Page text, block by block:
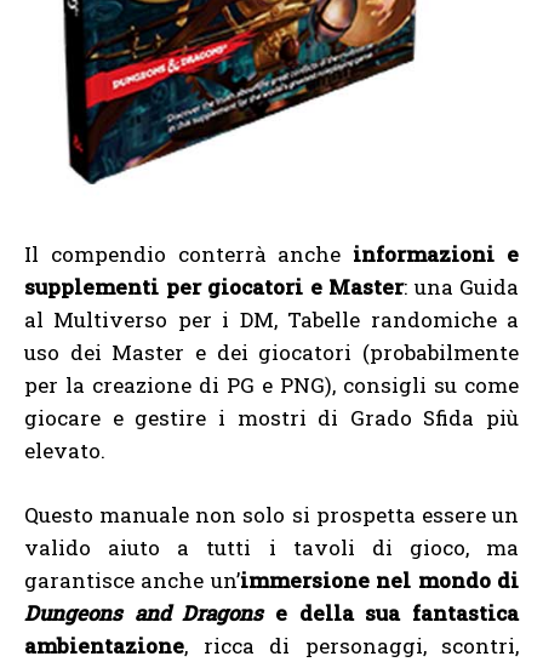
Il compendio conterrà anche informazioni e
supplementi per giocatori e Master: una Guida
al Multiverso per i DM, Tabelle randomiche a
uso dei Master e dei giocatori (probabilmente
per la creazione di PG e PNG), consigli su come
giocare e gestire i mostri di Grado Sfida più
elevato.
Questo manuale non solo si prospetta essere un
valido aiuto a tutti i tavoli di gioco, ma
garantisce anche un’immersione nel mondo di
Dungeons and Dragonse della sua fantastica
ambientazione, ricca di personaggi, scontri,